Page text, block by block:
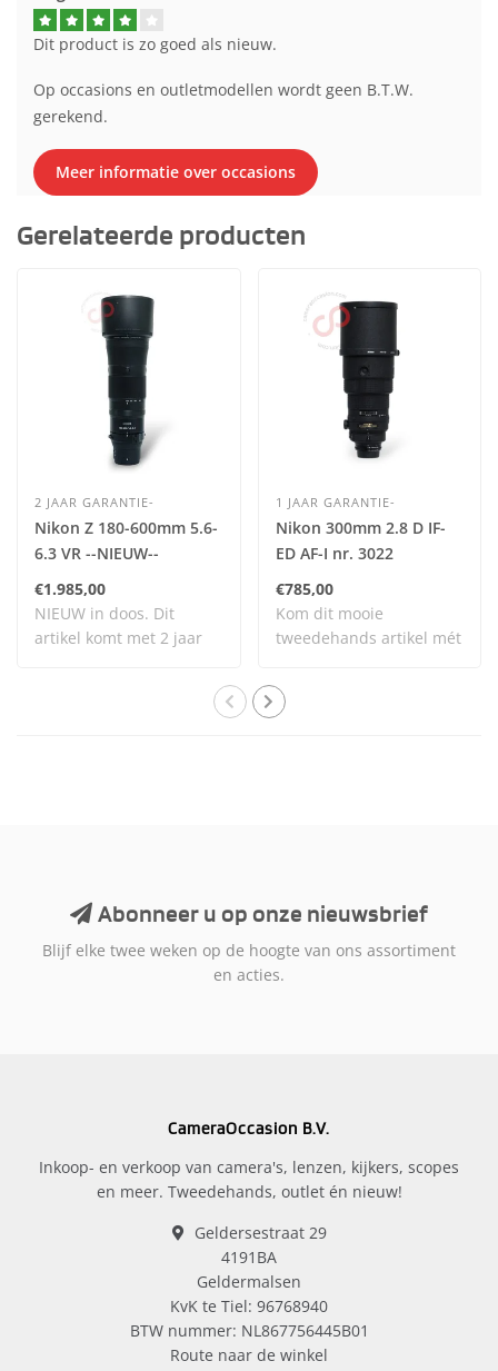
Dit product is zo goed als nieuw.
Op occasions en outletmodellen wordt geen B.T.W.
gerekend.
Meer informatie over occasions
Gerelateerde producten
2 JAAR GARANTIE-
Nikon Z 180-600mm 5.6-
6.3 VR --NIEUW--
€1.985,00
NIEUW in doos. Dit
artikel komt met 2 jaar
1 JAAR GARANTIE-
Nikon 300mm 2.8 D IF-
ED AF-I nr. 3022
€785,00
Kom dit mooie
tweedehands artikel mét
Abonneer u op onze nieuwsbrief
Blijf elke twee weken op de hoogte van ons assortiment
en acties.
CameraOccasion B.V.
Inkoop- en verkoop van camera's, lenzen, kijkers, scopes
en meer. Tweedehands, outlet én nieuw!
Geldersestraat 29
4191BA
Geldermalsen
KvK te Tiel: 96768940
BTW nummer: NL867756445B01
Route naar de winkel